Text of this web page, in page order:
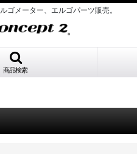
ゴメーター、エルゴパーツ販売。
商品検索